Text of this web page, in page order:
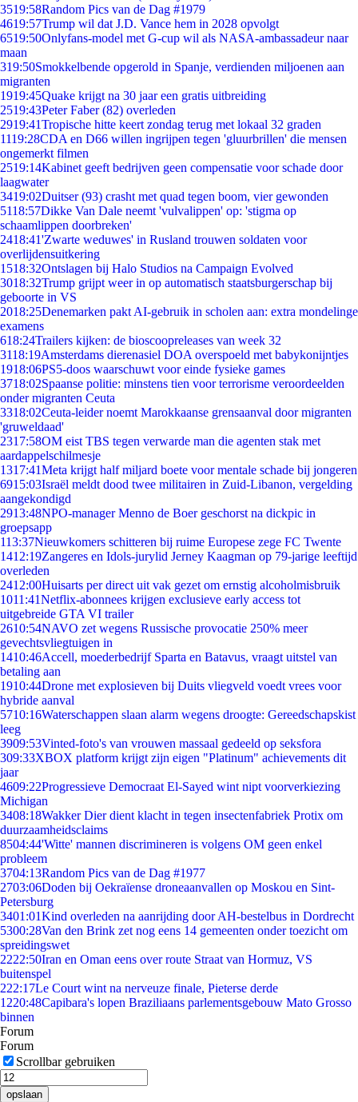
3519:58Random Pics van de Dag #1979
4619:57Trump wil dat J.D. Vance hem in 2028 opvolgt
6519:50Onlyfans-model met G-cup wil als NASA-ambassadeur naar
maan
319:50Smokkelbende opgerold in Spanje, verdienden miljoenen aan
migranten
1919:45Quake krijgt na 30 jaar een gratis uitbreiding
2519:43Peter Faber (82) overleden
2919:41Tropische hitte keert zondag terug met lokaal 32 graden
1119:28CDA en D66 willen ingrijpen tegen 'gluurbrillen' die mensen
ongemerkt filmen
2519:14Kabinet geeft bedrijven geen compensatie voor schade door
laagwater
3419:02Duitser (93) crasht met quad tegen boom, vier gewonden
5118:57Dikke Van Dale neemt 'vulvalippen' op: 'stigma op
schaamlippen doorbreken'
2418:41'Zwarte weduwes' in Rusland trouwen soldaten voor
overlijdensuitkering
1518:32Ontslagen bij Halo Studios na Campaign Evolved
3018:32Trump grijpt weer in op automatisch staatsburgerschap bij
geboorte in VS
2018:25Denemarken pakt AI-gebruik in scholen aan: extra mondelinge
examens
618:24Trailers kijken: de bioscoopreleases van week 32
3118:19Amsterdams dierenasiel DOA overspoeld met babykonijntjes
1918:06PS5-doos waarschuwt voor einde fysieke games
3718:02Spaanse politie: minstens tien voor terrorisme veroordeelden
onder migranten Ceuta
3318:02Ceuta-leider noemt Marokkaanse grensaanval door migranten
'gruweldaad'
2317:58OM eist TBS tegen verwarde man die agenten stak met
aardappelschilmesje
1317:41Meta krijgt half miljard boete voor mentale schade bij jongeren
6915:03Israël meldt dood twee militairen in Zuid-Libanon, vergelding
aangekondigd
2913:48NPO-manager Menno de Boer geschorst na dickpic in
groepsapp
113:37Nieuwkomers schitteren bij ruime Europese zege FC Twente
1412:19Zangeres en Idols-jurylid Jerney Kaagman op 79-jarige leeftijd
overleden
2412:00Huisarts per direct uit vak gezet om ernstig alcoholmisbruik
1011:41Netflix-abonnees krijgen exclusieve early access tot
uitgebreide GTA VI trailer
2610:54NAVO zet wegens Russische provocatie 250% meer
gevechtsvliegtuigen in
1410:46Accell, moederbedrijf Sparta en Batavus, vraagt uitstel van
betaling aan
1910:44Drone met explosieven bij Duits vliegveld voedt vrees voor
hybride aanval
5710:16Waterschappen slaan alarm wegens droogte: Gereedschapskist
leeg
3909:53Vinted-foto's van vrouwen massaal gedeeld op seksfora
309:33XBOX platform krijgt zijn eigen "Platinum" achievements dit
jaar
4609:22Progressieve Democraat El-Sayed wint nipt voorverkiezing
Michigan
3408:18Wakker Dier dient klacht in tegen insectenfabriek Protix om
duurzaamheidsclaims
8504:44'Witte' mannen discrimineren is volgens OM geen enkel
probleem
3704:13Random Pics van de Dag #1977
2703:06Doden bij Oekraïense droneaanvallen op Moskou en Sint-
Petersburg
3401:01Kind overleden na aanrijding door AH-bestelbus in Dordrecht
5300:28Van den Brink zet nog eens 14 gemeenten onder toezicht om
spreidingswet
2222:50Iran en Oman eens over route Straat van Hormuz, VS
buitenspel
222:17Le Court wint na nerveuze finale, Pieterse derde
1220:48Capibara's lopen Braziliaans parlementsgebouw Mato Grosso
binnen
Forum
Forum
Scrollbar gebruiken
opslaan